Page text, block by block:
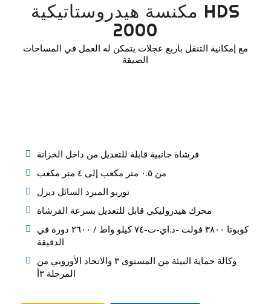
مكنسة هيدروستاتيكية HDS
2000
مع إمكانية التنقل باربع عجلات يتمكن له العمل في المساحات
الضيقة
فرشاة جانبية قابلة للتعديل من داخل الخزانة
من ٠.٥ متر مكعب إلى ٤ متر مكعب
توربو المبرد السائل ديزل
محرك هيدروليكي قابل للتعديل بسرعة الفرشاة
كوبوتا ٣٨٠٠ فولت -د.اي-ت-٧٤ كيلو واط / ٢٦٠٠ دورة في
الدقيقة
وكالة حماية البيئة من المستوى ٣ والاتحاد الأوروبي من
المرحلة ٣أ